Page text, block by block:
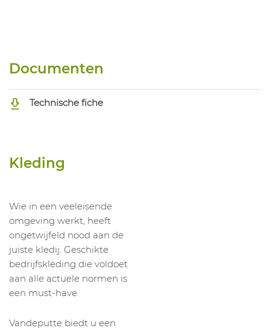
Documenten
Technische fiche
Kleding
Wie in een veeleisende
omgeving werkt, heeft
ongetwijfeld nood aan de
juiste kledij. Geschikte
bedrijfskleding die voldoet
aan alle actuele normen is
een must-have.
Vandeputte biedt u een